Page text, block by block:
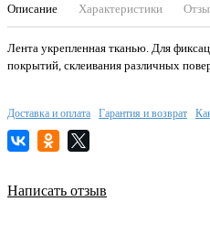
Описание Характеристики
Лента укрепленная тканью. Для
покрытий, склеивания различных
Доставка и оплата Гарантия и возврат
Написать отзыв